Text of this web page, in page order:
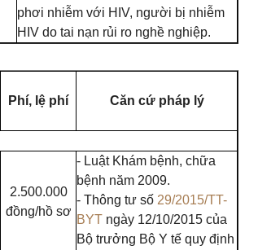
phơi nhiễm với HIV, người bị nhiễm
HIV do tai nạn rủi ro nghề nghiệp.
Phí, lệ phí Căn cứ pháp lý
2.500.000
đồng/hồ sơ
- Luật Khám bệnh, chữa
bệnh năm 2009.
- Thông tư số 29/2015/TT-
BYT ngày 12/10/2015 của
Bộ trưởng Bộ Y tế quy định